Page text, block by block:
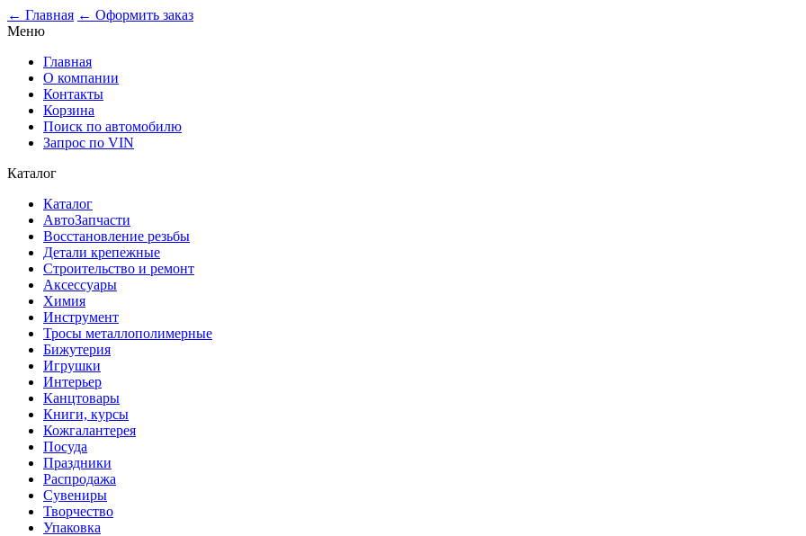
← Главная ← Оформить заказ
Меню
Главная
О компании
Контакты
Корзина
Поиск по автомобилю
Запрос по VIN
Каталог
Каталог
АвтоЗапчасти
Восстановление резьбы
Детали крепежные
Строительство и ремонт
Аксессуары
Химия
Инструмент
Тросы металлополимерные
Бижутерия
Игрушки
Интерьер
Канцтовары
Книги, курсы
Кожгалантерея
Посуда
Праздники
Распродажа
Сувениры
Творчество
Упаковка